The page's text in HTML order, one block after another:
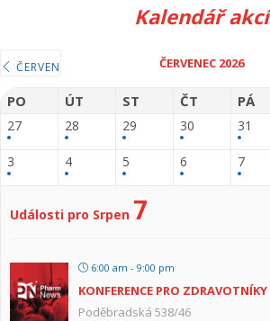
Kalendář akcí
ČERVEN ČERVENEC 2026
PO ÚT ST ČT PÁ
27 28 29 30 31
3 4 5 6 7
Události pro Srpen 7
6:00 am - 9:00 pm
KONFERENCE PRO ZDRAVOTNÍKY
Poděbradská 538/46